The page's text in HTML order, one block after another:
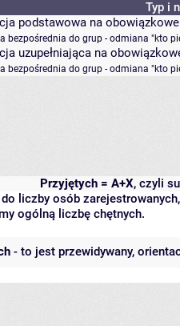
Typ i
podstawowa na
bezpośrednia do grup - odmiana "kto
uzupełniająca na
bezpośrednia do grup - odmiana "kto
Przyjętych = A+X, czyli
liczby osób
ogólną liczbę chętnych.
- to jest przewidywany,